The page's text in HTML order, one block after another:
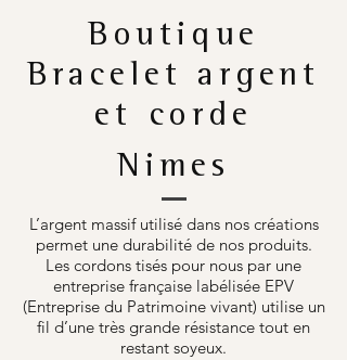
Boutique
Bracelet argent
et corde
Nimes
L’argent massif utilisé dans nos créations
permet une durabilité de nos produits.
Les cordons tisés pour nous par une
entreprise française labélisée EPV
(Entreprise du Patrimoine vivant) utilise un
fil d’une très grande résistance tout en
restant soyeux.